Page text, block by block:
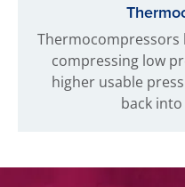
Thermocompressors
compressing low
higher usable
back